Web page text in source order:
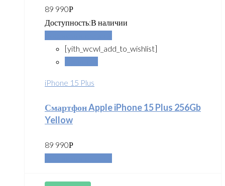
89 990Р
Доступность:В наличии
[yith_wcwl_add_to_wishlist]
iPhone 15 Plus
Смартфон Apple iPhone 15 Plus 256Gb
Yellow
89 990Р